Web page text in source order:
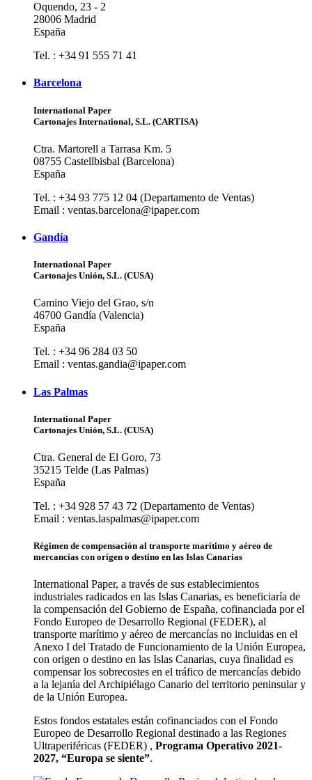
Oquendo, 23 - 2
28006 Madrid
España
Tel. : +34 91 555 71 41
Barcelona
International Paper
Cartonajes International, S.L. (CARTISA)
Ctra. Martorell a Tarrasa Km. 5
08755 Castellbisbal (Barcelona)
España
Tel. : +34 93 775 12 04 (Departamento de Ventas)
Email : ventas.barcelona@ipaper.com
Gandía
International Paper
Cartonajes Unión, S.L. (CUSA)
Camino Viejo del Grao, s/n
46700 Gandía (Valencia)
España
Tel. : +34 96 284 03 50
Email : ventas.gandia@ipaper.com
Las Palmas
International Paper
Cartonajes Unión, S.L. (CUSA)
Ctra. General de El Goro, 73
35215 Telde (Las Palmas)
España
Tel. : +34 928 57 43 72 (Departamento de Ventas)
Email : ventas.laspalmas@ipaper.com
Régimen de compensación al transporte marítimo y aéreo de
mercancías con origen o destino en las Islas Canarias
International Paper, a través de sus establecimientos
industriales radicados en las Islas Canarias, es beneficiaría de
la compensación del Gobierno de España, cofinanciada por el
Fondo Europeo de Desarrollo Regional (FEDER), al
transporte marítimo y aéreo de mercancías no incluidas en el
Anexo I del Tratado de Funcionamiento de la Unión Europea,
con origen o destino en las Islas Canarias, cuya finalidad es
compensar los sobrecostes en el tráfico de mercancías debido
a la lejanía del Archipiélago Canario del territorio peninsular y
de la Unión Europea.
Estos fondos estatales están cofinanciados con el Fondo
Europeo de Desarrollo Regional destinado a las Regiones
Ultraperiféricas (FEDER) , Programa Operativo 2021-
2027, “Europa se siente”.